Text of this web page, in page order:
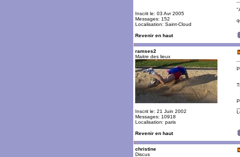
Inscrit le: 03 Avr 2005
Messages: 152
Localisation: Saint-Cloud
Revenir en haut
ramses2
Maitre des lieux
Inscrit le: 21 Juin 2002
Messages: 10918
Localisation: paris
Revenir en haut
christine
Discus